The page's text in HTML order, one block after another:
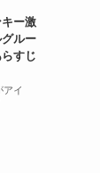
キー激
ルー
すじ
アイ